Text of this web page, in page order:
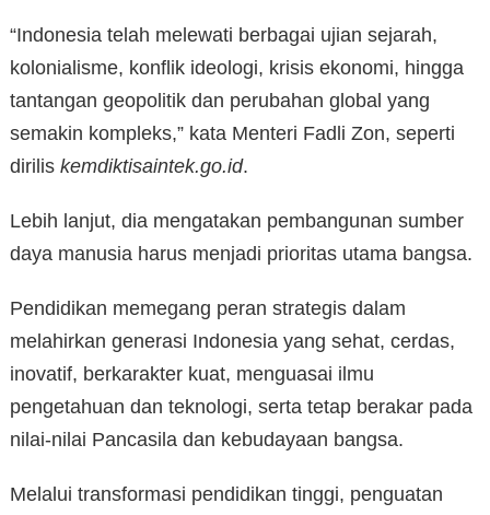
“Indonesia telah melewati berbagai ujian sejarah,
kolonialisme, konflik ideologi, krisis ekonomi, hingga
tantangan geopolitik dan perubahan global yang
semakin kompleks,” kata Menteri Fadli Zon, seperti
dirilis kemdiktisaintek.go.id.
Lebih lanjut, dia mengatakan pembangunan sumber
daya manusia harus menjadi prioritas utama bangsa.
Pendidikan memegang peran strategis dalam
melahirkan generasi Indonesia yang sehat, cerdas,
inovatif, berkarakter kuat, menguasai ilmu
pengetahuan dan teknologi, serta tetap berakar pada
nilai-nilai Pancasila dan kebudayaan bangsa.
Melalui transformasi pendidikan tinggi, penguatan